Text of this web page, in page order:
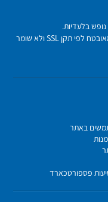
בלעדיות.
הזמנה באתר ללא חיוב, התשלום במלון. הוטלס מאובטח לפי תקן SSL ולא שומר
באתר
פספורטכארד